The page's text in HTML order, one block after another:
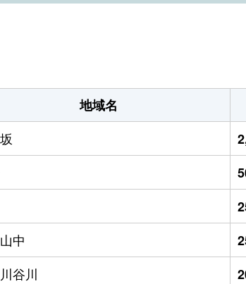
地域名
中
谷川